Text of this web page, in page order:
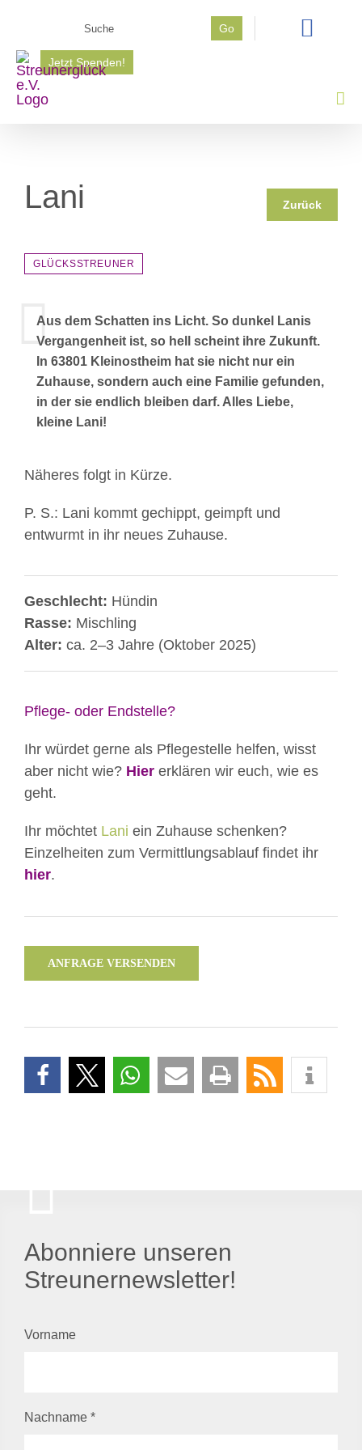
springen
Go
Jetzt Spenden!
Lani Zurück
GLÜCKSSTREUNER
Aus dem Schatten ins Licht. So dunkel Lanis
Vergangenheit ist, so hell scheint ihre Zukunft.
In 63801 Kleinostheim hat sie nicht nur ein
Zuhause, sondern auch eine Familie gefunden,
in der sie endlich bleiben darf. Alles Liebe,
kleine Lani!
Näheres folgt in Kürze.
P. S.: Lani kommt gechippt, geimpft und
entwurmt in ihr neues Zuhause.
Geschlecht: Hündin
Rasse: Mischling
Alter: ca. 2–3 Jahre (Oktober 2025)
Pflege- oder Endstelle?
Ihr würdet gerne als Pflegestelle helfen, wisst
aber nicht wie? Hier erklären wir euch, wie es
geht.
Ihr möchtet Lani ein Zuhause schenken?
Einzelheiten zum Vermittlungsablauf findet ihr
hier.
ANFRAGE VERSENDEN
Abonniere unseren
Streunernewsletter!
Vorname
Nachname *